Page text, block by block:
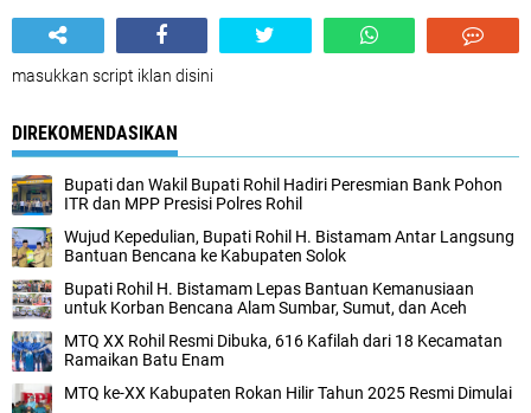
masukkan script iklan disini
DIREKOMENDASIKAN
Bupati dan Wakil Bupati Rohil Hadiri Peresmian Bank Pohon
ITR dan MPP Presisi Polres Rohil
Wujud Kepedulian, Bupati Rohil H. Bistamam Antar Langsung
Bantuan Bencana ke Kabupaten Solok
Bupati Rohil H. Bistamam Lepas Bantuan Kemanusiaan
untuk Korban Bencana Alam Sumbar, Sumut, dan Aceh
MTQ XX Rohil Resmi Dibuka, 616 Kafilah dari 18 Kecamatan
Ramaikan Batu Enam
MTQ ke-XX Kabupaten Rokan Hilir Tahun 2025 Resmi Dimulai